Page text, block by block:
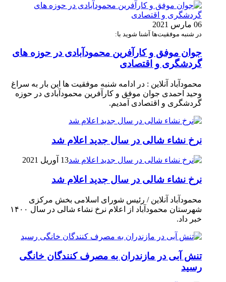
06 مارس 2021
در شنبه موفقیت‌ها آشنا شوید با:
جوان موفق و کارآفرین محمودآبادی در حوزه های
گردشگری و اقتصادی
محمودآباد آنلاین : در ادامه شنبه موفقیت ها این بار به سراغ
وحید احمدی جوان موفق و کارآفرین محمودآبادی در حوزه
گردشگری و اقتصادی آمدیم.
نرخ نشاء شالی در سال جدید اعلام شد
13 آوریل 2021
نرخ نشاء شالی در سال جدید اعلام شد
محمودآباد آنلاین / رئیس شورای اسلامی بخش مرکزی
شهرستان محمودآباد از اعلام نرخ نشاء شالی در سال ۱۴۰۰
خبر داد.
تنش آبی در مازندران به مصرف كنندگان خانگی
رسيد